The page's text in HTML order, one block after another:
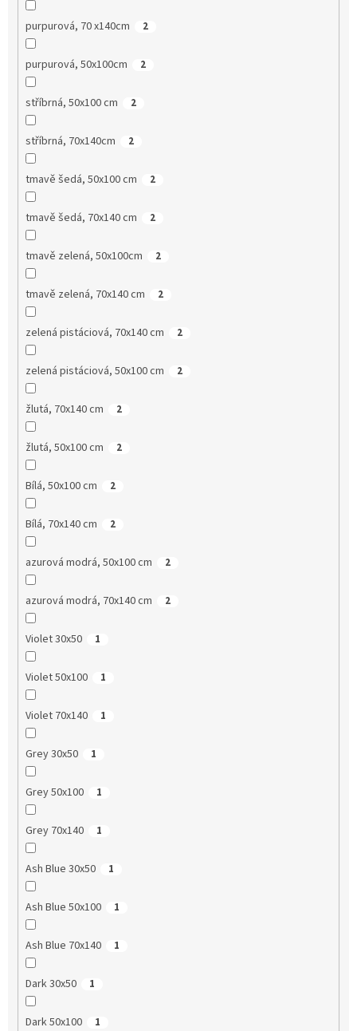
purpurová, 70 x140cm 2
purpurová, 50x100cm 2
stříbrná, 50x100 cm 2
stříbrná, 70x140cm 2
tmavě šedá, 50x100 cm 2
tmavě šedá, 70x140 cm 2
tmavě zelená, 50x100cm 2
tmavě zelená, 70x140 cm 2
zelená pistáciová, 70x140 cm 2
zelená pistáciová, 50x100 cm 2
žlutá, 70x140 cm 2
žlutá, 50x100 cm 2
Bílá, 50x100 cm 2
Bílá, 70x140 cm 2
azurová modrá, 50x100 cm 2
azurová modrá, 70x140 cm 2
Violet 30x50 1
Violet 50x100 1
Violet 70x140 1
Grey 30x50 1
Grey 50x100 1
Grey 70x140 1
Ash Blue 30x50 1
Ash Blue 50x100 1
Ash Blue 70x140 1
Dark 30x50 1
Dark 50x100 1